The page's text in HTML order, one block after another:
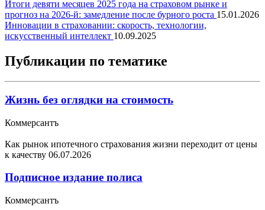
Итоги девяти месяцев 2025 года на страховом рынке и
прогноз на 2026-й: замедление после бурного роста 15.01.2026
Инновации в страховании: скорость, технологии,
искусственный интеллект 10.09.2025
Публикации по тематике
Жизнь без оглядки на стоимость
Коммерсантъ
Как рынок ипотечного страхования жизни переходит от цены
к качеству 06.07.2026
Подписное издание полиса
Коммерсантъ